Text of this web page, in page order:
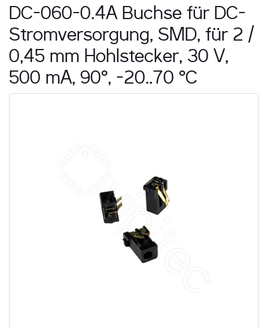
DC-060-0.4A Buchse für DC-
Stromversorgung, SMD, für 2 /
0,45 mm Hohlstecker, 30 V,
500 mA, 90°, -20..70 °C